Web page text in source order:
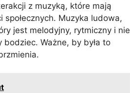
z muzyką, które mają
Muzyka ludowa,
jest melodyjny, rytmiczny i nie
Ważne, by była to